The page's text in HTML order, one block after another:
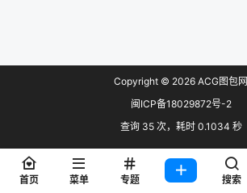
Copyright © 2026 ACG图包网
闽ICP备18029872号-2
查询 35 次，耗时 0.1034 秒
首页 菜单 专题 搜索